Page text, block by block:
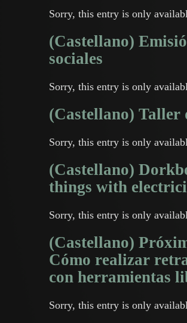
Sorry, this entry is only
(Castellano)
sociales
Sorry, this entry is only
(Castellano) Taller
Sorry, this entry is only
(Castellano)
things with
Sorry, this entry is only
(Castellano)
Cómo realizar
con herramientas
Sorry, this entry is only